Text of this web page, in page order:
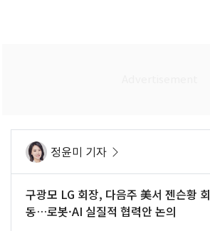
정윤미 기자
구광모 LG 회장, 다음주 美서 젠슨황 회
동…로봇·AI 실질적 협력안 논의